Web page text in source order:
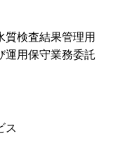
検査結果管理用
運用保守業務委託
ス